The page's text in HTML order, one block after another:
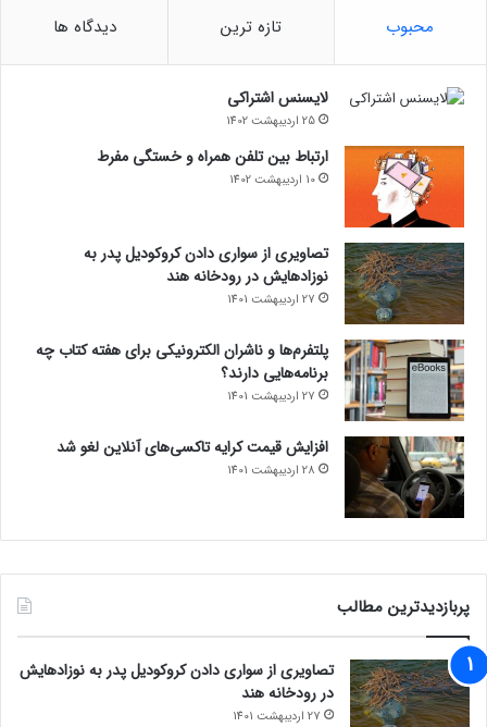
محبوب تازه ترین دیدگاه ها
لایسنس اشتراکی
25 اردیبهشت 1402
ارتباط بین تلفن همراه و خستگی مفرط
10 اردیبهشت 1402
تصاویری از سواری دادن کروکودیل پدر به
نوزادهایش در رودخانه هند
27 اردیبهشت 1401
پلتفرم‌ها و ناشران الکترونیکی برای هفته کتاب چه
برنامه‌هایی دارند؟
27 اردیبهشت 1401
افزایش قیمت کرایه تاکسی‌های آنلاین لغو شد
28 اردیبهشت 1401
پربازدیدترین مطالب
تصاویری از سواری دادن کروکودیل پدر به نوزادهایش
در رودخانه هند
27 اردیبهشت 1401